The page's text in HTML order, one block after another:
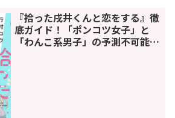
『拾った戌井くんと恋をする』徹
底ガイド！「ポンコツ女子」と
「わんこ系男子」の予測不可能な